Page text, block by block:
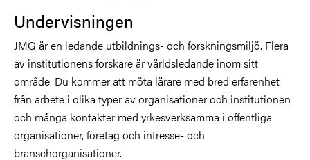
Undervisningen
JMG är en ledande utbildnings- och forskningsmiljö. Flera
av institutionens forskare är världsledande inom sitt
område. Du kommer att möta lärare med bred erfarenhet
från arbete i olika typer av organisationer och institutionen
och många kontakter med yrkesverksamma i offentliga
organisationer, företag och intresse- och
branschorganisationer.